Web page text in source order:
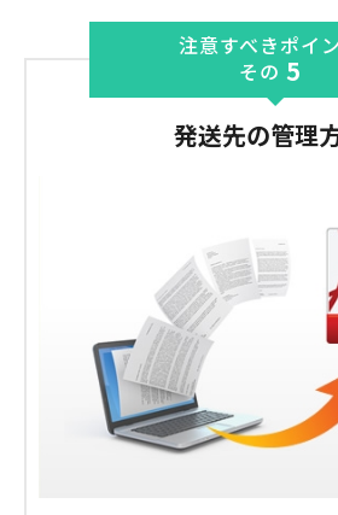
注意すべきポイ
その 5
発送先の管理